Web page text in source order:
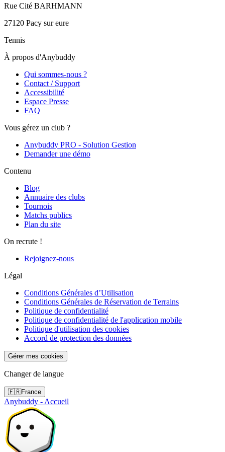
Rue Cité BARHMANN
27120 Pacy sur eure
Tennis
À propos d'Anybuddy
Qui sommes-nous ?
Contact / Support
Accessibilité
Espace Presse
FAQ
Vous gérez un club ?
Anybuddy PRO - Solution Gestion
Demander une démo
Contenu
Blog
Annuaire des clubs
Tournois
Matchs publics
Plan du site
On recrute !
Rejoignez-nous
Légal
Conditions Générales d’Utilisation
Conditions Générales de Réservation de Terrains
Politique de confidentialité
Politique de confidentialité de l'application mobile
Politique d'utilisation des cookies
Accord de protection des données
Gérer mes cookies
Changer de langue
🇫🇷France
Anybuddy - Accueil